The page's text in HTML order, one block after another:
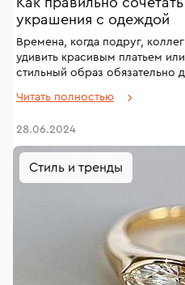
украшения с одеждой
Времена, когда подруг,
удивить красивым платьем
стильный образ обязательно
аксессуарами. Особенно
нужна мера – кольцо на
браслетов вряд ли вызовут
недоумения.
Читать полностью
28.06.2024
Стиль и тренды